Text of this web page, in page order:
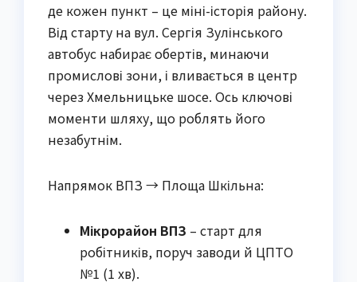
де кожен пункт – це міні-історія району.
Від старту на вул. Сергія Зулінського
автобус набирає обертів, минаючи
промислові зони, і вливається в центр
через Хмельницьке шосе. Ось ключові
моменти шляху, що роблять його
незабутнім.
Напрямок ВПЗ → Площа Шкільна:
Мікрорайон ВПЗ – старт для
робітників, поруч заводи й ЦПТО
№1 (1 хв).